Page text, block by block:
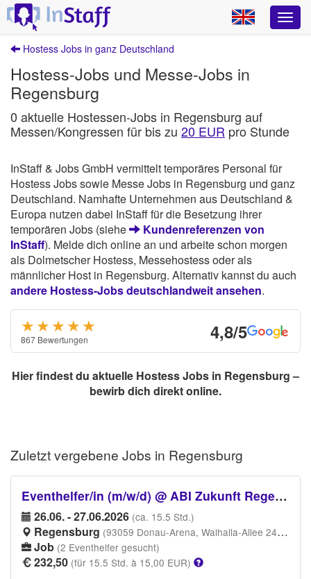
Hostess Jobs in ganz Deutschland
Hostess-Jobs und Messe-Jobs in
Regensburg
0 aktuelle Hostessen-Jobs in Regensburg auf
Messen/Kongressen für bis zu 20 EUR pro Stunde
InStaff & Jobs GmbH vermittelt temporäres Personal für
Hostess Jobs sowie Messe Jobs in Regensburg und ganz
Deutschland. Namhafte Unternehmen aus Deutschland &
Europa nutzen dabei InStaff für die Besetzung ihrer
temporären Jobs (siehe
Kundenreferenzen von
InStaff). Melde dich online an und arbeite schon morgen
als Dolmetscher Hostess, Messehostess oder als
männlicher Host in Regensburg. Alternativ kannst du auch
andere Hostess-Jobs deutschlandweit ansehen.
★★★★★
★
867 Bewertungen 4,8/5
Hier findest du aktuelle Hostess Jobs in Regensburg –
bewirb dich direkt online.
Zuletzt vergebene Jobs in Regensburg
Eventhelfer/in (m/w/d) @ ABI Zukunft Regensburg 2026
26.06. - 27.06.2026 (ca. 15.5 Std.)
Regensburg (93059 Donau-Arena, Walhalla-Allee 24, 93059 Regensburg)
Job (2 Eventhelfer gesucht)
232,50 (für 15.5 Std. à 15,00 EUR)